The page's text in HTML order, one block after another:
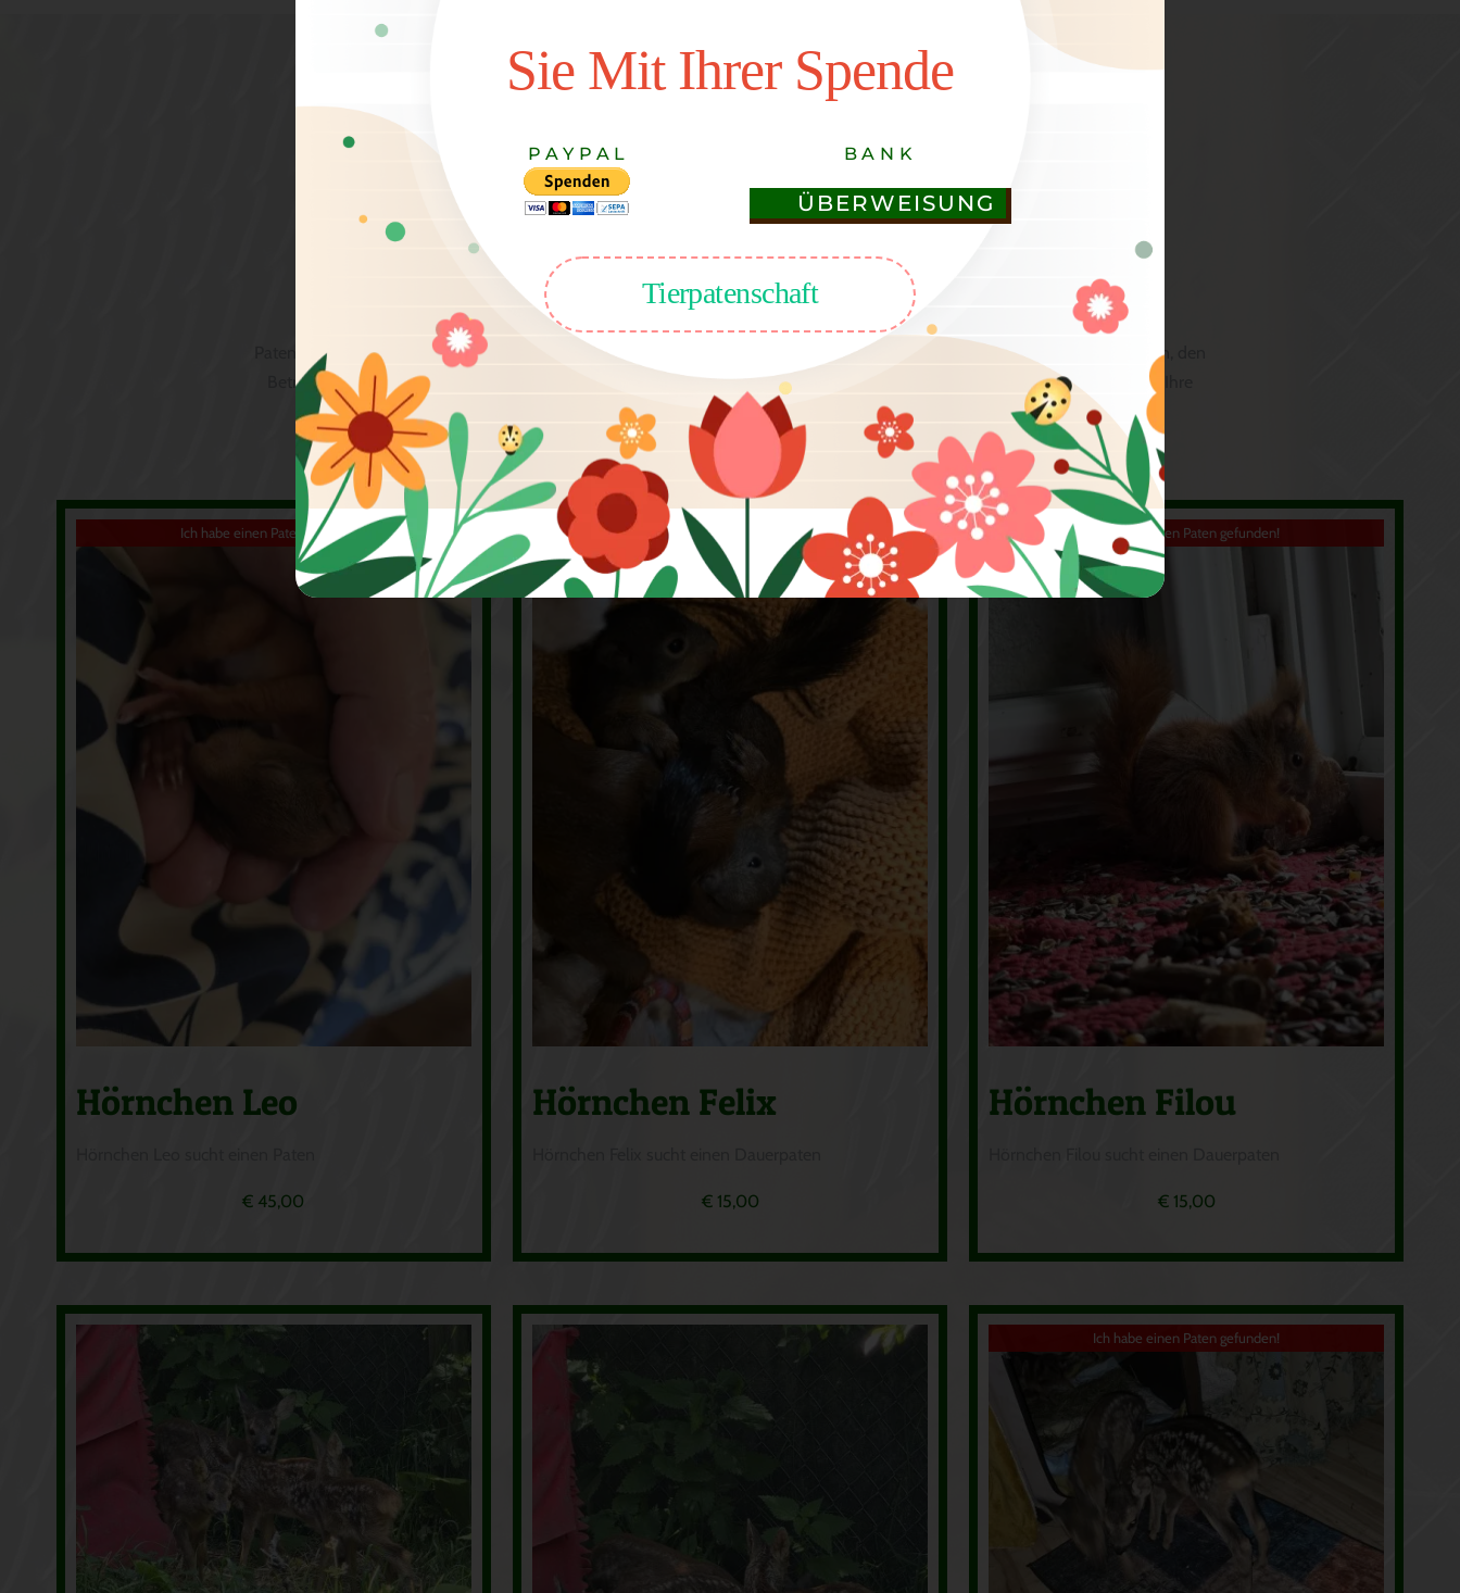
Patenschaften
Unterstützen Sie uns mit einer Patenschaft für unsere Tiere.
Patenschaften sind pro Tier und auf einen bestimmten Zeitraum fixiert.
Wir bieten Ihnen neben der kompletten Bezahlung an, den
Betrag monatlich auf unser Konto zu überweisen.
So ist die Zahlungsbelastung für Sie nicht zu hoch und wir freuen uns auf Ihre
Patenschaft.
Ich habe einen Paten gefunden!
Hörnchen Leo
€ 45,00
Ich habe einen Paten gefunden!
Hörnchen Felix
€15,00
Ich habe einen Paten gefunden!
Hörnchen Filou
€15,00
Ich habe einen Paten gefunden!
Sie Mit Ihrer Spende
PAYPAL BANK
ÜBERWEISUNG
Tierpatenschaft